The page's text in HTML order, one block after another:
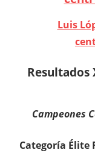
Luis
Resultados
Campeones
Categoría Élite